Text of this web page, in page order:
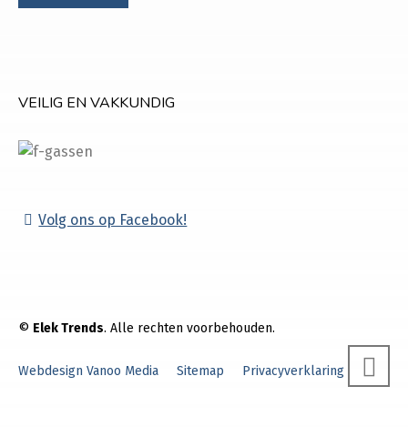
VEILIG EN VAKKUNDIG
Volg ons op Facebook!
© Elek Trends. Alle rechten voorbehouden.
Webdesign Vanoo Media Sitemap Privacyverklaring